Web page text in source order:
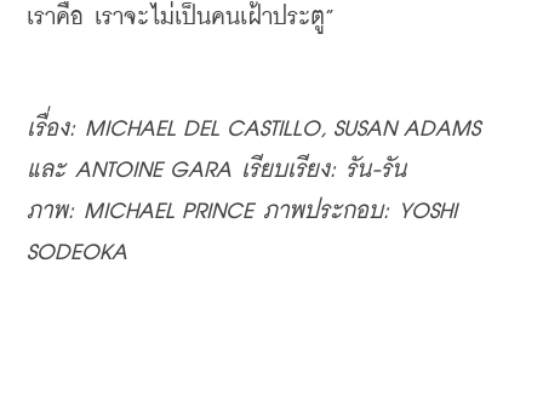
เราคือ เราจะไม่เป็นคนเฝ้าประตู”
เรื่อง:
MICHAEL DEL CASTILLO, SUSAN ADAMS
และ ANTOINE GARA
ภาพ: MICHAEL PRINCE ภาพประกอบ: YOSHI
SODEOKA